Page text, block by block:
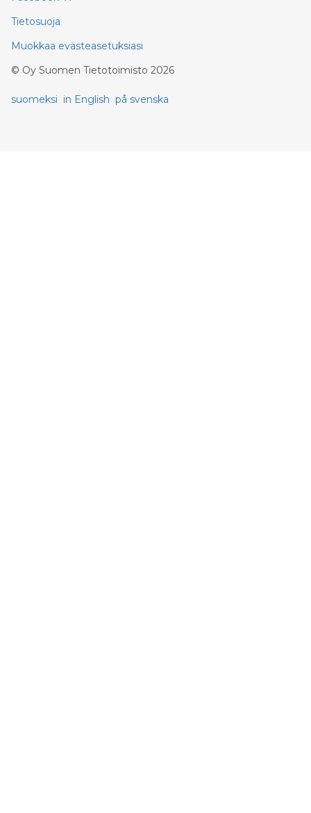
Tietosuoja
Muokkaa evästeasetuksiasi
© Oy Suomen Tietotoimisto 2026
suomeksi in English på svenska